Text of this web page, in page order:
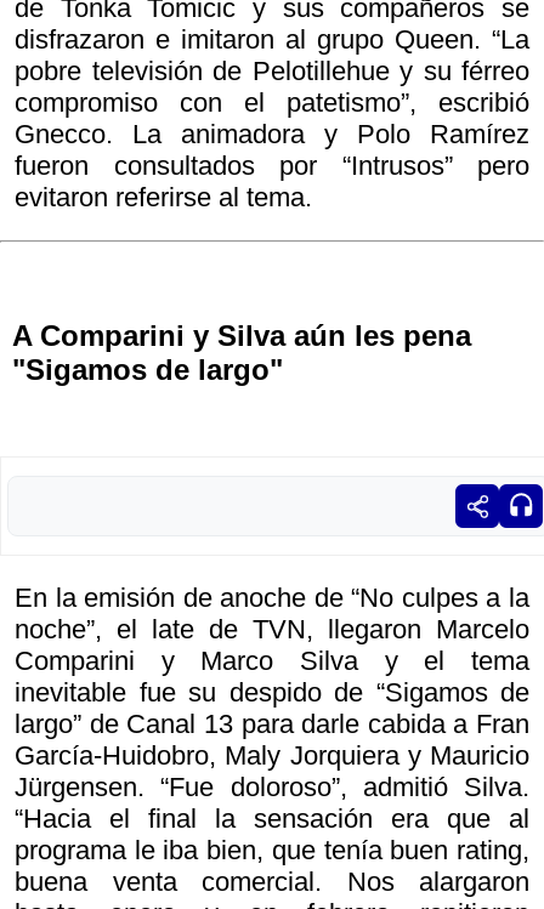
de Tonka Tomicic y sus compañeros se
disfrazaron e imitaron al grupo Queen. “La
pobre televisión de Pelotillehue y su férreo
compromiso con el patetismo”, escribió
Gnecco. La animadora y Polo Ramírez
fueron consultados por “Intrusos” pero
evitaron referirse al tema.
A Comparini y Silva aún les pena
"Sigamos de largo"
En la emisión de anoche de “No culpes a la
noche”, el late de TVN, llegaron Marcelo
Comparini y Marco Silva y el tema
inevitable fue su despido de “Sigamos de
largo” de Canal 13 para darle cabida a Fran
García-Huidobro, Maly Jorquiera y Mauricio
Jürgensen. “Fue doloroso”, admitió Silva.
“Hacia el final la sensación era que al
programa le iba bien, que tenía buen rating,
buena venta comercial. Nos alargaron